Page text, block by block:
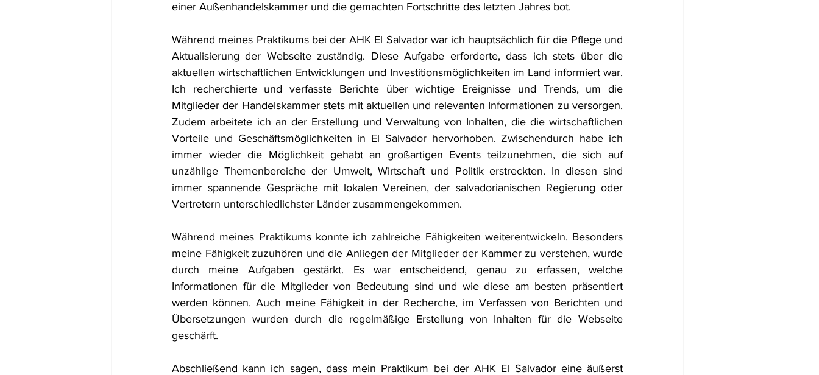
einer Außenhandelskammer und die gemachten Fortschritte des letzten Jahres bot.
Während meines Praktikums bei der AHK El Salvador war ich hauptsächlich für die Pflege und
Aktualisierung der Webseite zuständig. Diese Aufgabe erforderte, dass ich stets über die
aktuellen wirtschaftlichen Entwicklungen und Investitionsmöglichkeiten im Land informiert war.
Ich recherchierte und verfasste Berichte über wichtige Ereignisse und Trends, um die
Mitglieder der Handelskammer stets mit aktuellen und relevanten Informationen zu versorgen.
Zudem arbeitete ich an der Erstellung und Verwaltung von Inhalten, die die wirtschaftlichen
Vorteile und Geschäftsmöglichkeiten in El Salvador hervorhoben. Zwischendurch habe ich
immer wieder die Möglichkeit gehabt an großartigen Events teilzunehmen, die sich auf
unzählige Themenbereiche der Umwelt, Wirtschaft und Politik erstreckten. In diesen sind
immer spannende Gespräche mit lokalen Vereinen, der salvadorianischen Regierung oder
Vertretern unterschiedlichster Länder zusammengekommen.
Während meines Praktikums konnte ich zahlreiche Fähigkeiten weiterentwickeln. Besonders
meine Fähigkeit zuzuhören und die Anliegen der Mitglieder der Kammer zu verstehen, wurde
durch meine Aufgaben gestärkt. Es war entscheidend, genau zu erfassen, welche
Informationen für die Mitglieder von Bedeutung sind und wie diese am besten präsentiert
werden können. Auch meine Fähigkeit in der Recherche, im Verfassen von Berichten und
Übersetzungen wurden durch die regelmäßige Erstellung von Inhalten für die Webseite
geschärft.
Abschließend kann ich sagen, dass mein Praktikum bei der AHK El Salvador eine äußerst